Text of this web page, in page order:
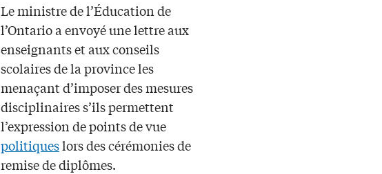
Le ministre de l’Éducation de
l’Ontario a envoyé une lettre aux
enseignants et aux conseils
scolaires de la province les
menaçant d’imposer des mesures
disciplinaires s’ils permettent
l’expression de points de vue
politiqueslors des cérémonies de
remise de diplômes.